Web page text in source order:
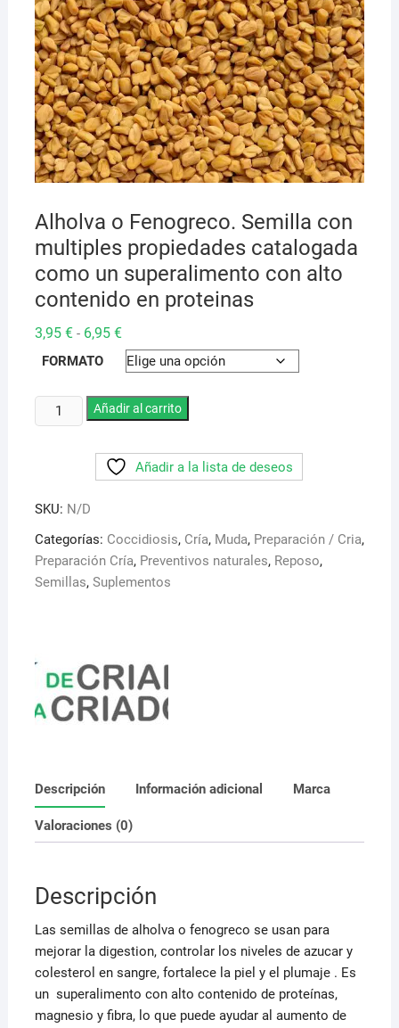
Alholva o Fenogreco. Semilla con
multiples propiedades catalogada
como un superalimento con alto
contenido en proteinas
3,95 € - 6,95 €Rango
precios:
desde
hasta
6,95 €
FORMATO
Alholva
o
multiples
propiedades
catalogada
como
alto
contenido
en
proteinas
Añadir al carrito
Añadir a la lista de deseos
SKU: N/D
Categorías: Coccidiosis, Cría, Muda, Preparación / Cria,
Preparación Cría, Preventivos naturales, Reposo,
Semillas, Suplementos
Descripción Información adicional Marca
Valoraciones (0)
Descripción
Las semillas de alholva o fenogreco se usan para
mejorar la digestion, controlar los niveles de azucar y
colesterol en sangre, fortalece la piel y el plumaje . Es
un superalimento con alto contenido de proteínas,
magnesio y fibra, lo que puede ayudar al aumento de